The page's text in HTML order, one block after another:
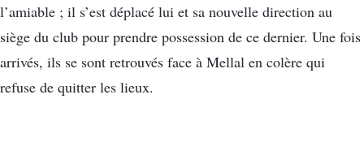
l’amiable ; il s’est déplacé lui et sa nouvelle direction au
siège du club pour prendre possession de ce dernier. Une fois
arrivés, ils se sont retrouvés face à Mellal en colère qui
refuse de quitter les lieux.